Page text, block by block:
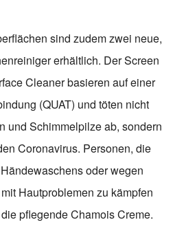
sind zudem zwei neue,
erhältlich. Der Screen
Cleaner basieren auf einer
(QUAT) und töten nicht
und Schimmelpilze ab, sondern
Coronavirus. Personen, die
oder wegen
Hautproblemen zu kämpfen
pflegende Chamois Creme.